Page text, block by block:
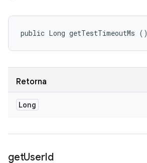
public Long getTestTimeoutMs ()
Retorna
Long
getUserId